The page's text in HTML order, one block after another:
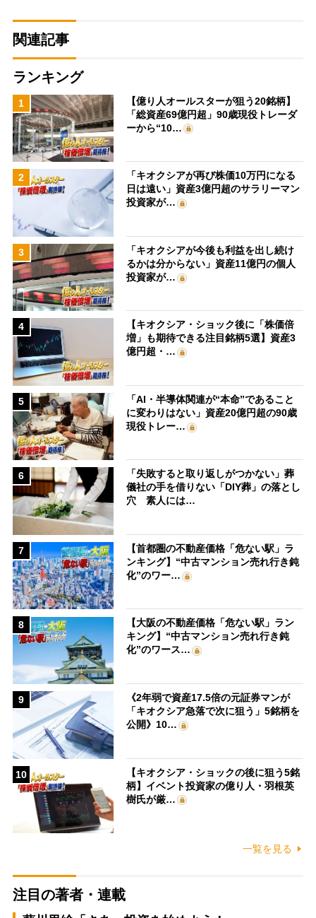
関連記事
ランキング
1
【億り人オールスターが狙う20銘柄】
「総資産69億円超」90歳現役トレーダ
ーから“10…
2
「キオクシアが再び株価10万円になる
日は遠い」資産3億円超のサラリーマン
投資家が…
3
「キオクシアが今後も利益を出し続け
るかは分からない」資産11億円の個人
投資家が…
4
【キオクシア・ショック後に「株価倍
増」も期待できる注目銘柄5選】資産3
億円超・…
5
「AI・半導体関連が“本命”であること
に変わりはない」資産20億円超の90歳
現役トレー…
6
「失敗すると取り返しがつかない」葬
儀社の手を借りない「DIY葬」の落とし
穴 素人には…
7
【首都圏の不動産価格「危ない駅」ラ
ンキング】“中古マンション売れ行き鈍
化”のワー…
8
【大阪の不動産価格「危ない駅」ラン
キング】“中古マンション売れ行き鈍
化”のワース…
9
《2年弱で資産17.5倍の元証券マンが
「キオクシア急落で次に狙う」5銘柄を
公開》10…
10
【キオクシア・ショックの後に狙う5銘
柄】イベント投資家の億り人・羽根英
樹氏が厳…
一覧を見る
注目の著者・連載